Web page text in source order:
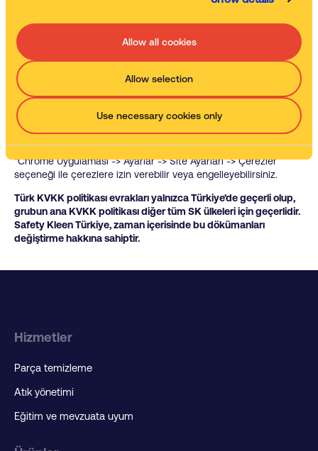
Allow all cookies
Allow selection
Use necessary cookies only
“Safari -> https://safetykleeninternational.com -> Özel -> Bitti”
adımlarını izleyerek özel dolaşımı aktif hale getirebilirsiniz.
“Ayarlar -> Safari -> Tüm Çerezleri Engelle” adımları ile çerezleri
engelleyebilirsiniz. Ancak; çerezleri engellediğinizde bazı web
siteleri ve özellikler düzgün çalışmayabilir.
Android Cihazlarda;
“Chrome uygulaması -> Ayarlar -> Gizlilik -> Tarama verilerini
temizle -> Çerezler, medya lisansları ve site verileri -> Verileri
Temizle” seçeneği ile çerezleri temizleyebilirsiniz.
“Chrome Uygulaması -> Ayarlar -> Site Ayarları -> Çerezler”
seçeneği ile çerezlere izin verebilir veya engelleyebilirsiniz.
Türk KVKK politikası evrakları yalnızca Türkiye’de geçerli olup,
grubun ana KVKK politikası diğer tüm SK ülkeleri için geçerlidir.
Safety Kleen Türkiye, zaman içerisinde bu dökümanları
değiştirme hakkına sahiptir.
Hizmetler
Parça temizleme
Atık yönetimi
Eğitim ve mevzuata uyum